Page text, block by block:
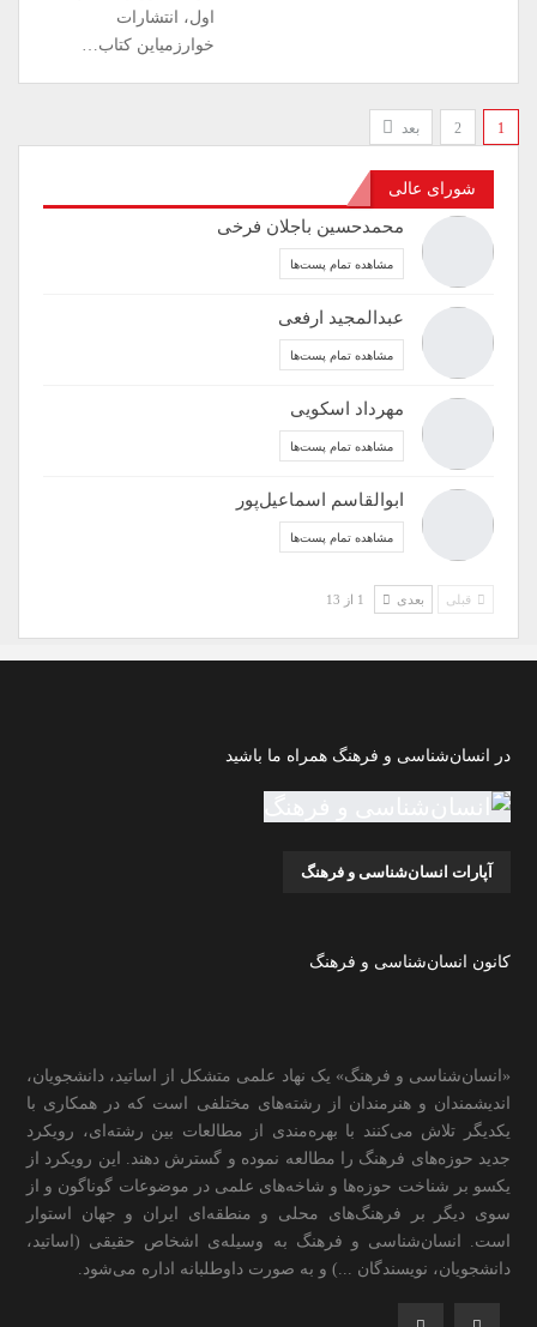
اول، انتشارات
خوارزمیاین کتاب…
بعد
شورای عالی
محمدحسین باجلان فرخی
مشاهده تمام پست‌ها
عبدالمجید ارفعی
مشاهده تمام پست‌ها
مهرداد اسکویی
مشاهده تمام پست‌ها
ابوالقاسم اسماعیل‌پور
مشاهده تمام پست‌ها
قبلی بعدی
در انسان‌شناسی و فرهنگ همراه ما باشید
آپارات انسان‌شناسی و فرهنگ
کانون انسان‌شناسی و فرهنگ
«انسان‌شناسی و فرهنگ» یک نهاد علمی متشکل از اساتید، دانشجویان،
اندیشمندان و هنرمندان از رشته‌های مختلفی است که در همکاری با
یکدیگر تلاش می‌کنند با بهره‌مندی از مطالعات بین رشته‌ای، رویکرد
جدید حوزه‌های فرهنگ را مطالعه نموده و گسترش دهند. این رویکرد از
یکسو بر شناخت حوزه‌ها و شاخه‌های علمی در موضوعات گوناگون و از
سوی دیگر بر فرهنگ‌های محلی و منطقه‌ای ایران و جهان استوار
است. انسان‌شناسی و فرهنگ به وسیله‌ی اشخاص حقیقی (اساتید،
دانشجویان، نویسندگان ...) و به صورت داوطلبانه اداره می‌شود.